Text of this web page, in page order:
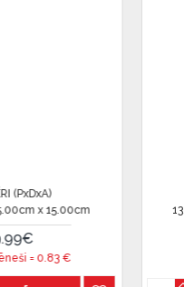
20.00cm x
Vai 12